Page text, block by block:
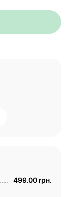
499.00 грн.